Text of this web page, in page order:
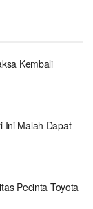
Kembali
Ini Malah Dapat
Pecinta Toyota